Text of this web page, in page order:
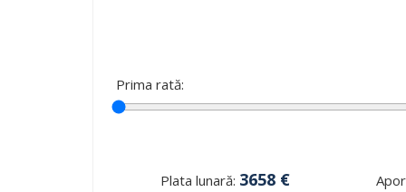
Prima rată:
Plata lunară: 3658€